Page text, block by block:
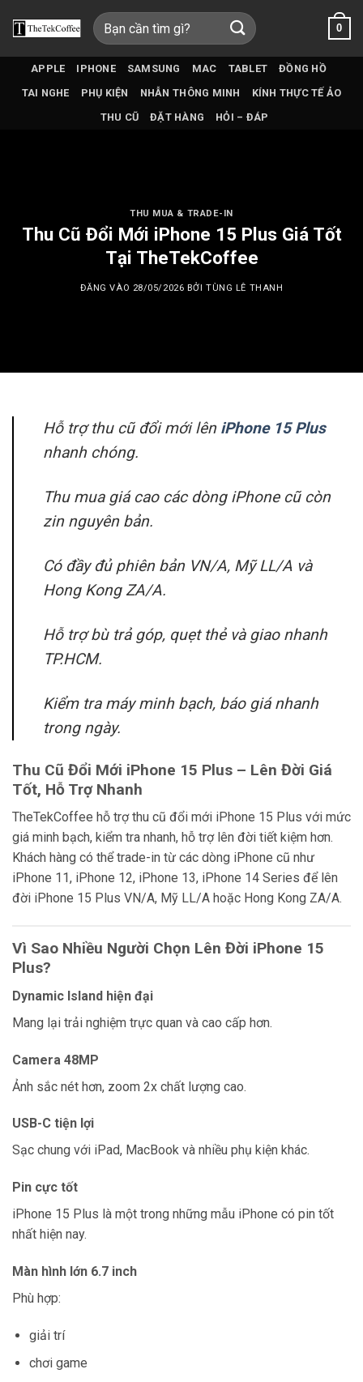
qua
Tìm
kiếm:
0
APPLE IPHONE SAMSUNG MAC TABLET
ĐỒNG HỒ
TAI NGHE
PHỤ KIỆN NHẪN THÔNG MINH
KÍNH THỰC TẾ ẢO
THU CŨ
ĐẶT HÀNG HỎI – ĐÁP
THU MUA & TRADE-IN
Thu Cũ Đổi Mới iPhone 15 Plus Giá Tốt
Tại TheTekCoffee
ĐĂNG VÀO 28/05/2026 BỞITÙNG LÊ THANH
Hỗ trợ thu cũ đổi mới lên iPhone 15 Plus
nhanh chóng.
Thu mua giá cao các dòng iPhone cũ còn
zin nguyên bản.
Có đầy đủ phiên bản VN/A, Mỹ LL/A và
Hong Kong ZA/A.
Hỗ trợ bù trả góp, quẹt thẻ và giao nhanh
TP.HCM.
Kiểm tra máy minh bạch, báo giá nhanh
trong ngày.
Thu Cũ Đổi Mới iPhone 15 Plus – Lên Đời Giá
Tốt, Hỗ Trợ Nhanh
TheTekCoffee hỗ trợ thu cũ đổi mới iPhone 15 Plus với mức
giá minh bạch, kiểm tra nhanh, hỗ trợ lên đời tiết kiệm hơn.
Khách hàng có thể trade-in từ các dòng iPhone cũ như
iPhone 11, iPhone 12, iPhone 13, iPhone 14 Series để lên
đời iPhone 15 Plus VN/A, Mỹ LL/A hoặc Hong Kong ZA/A.
Vì Sao Nhiều Người Chọn Lên Đời iPhone 15
Plus?
Dynamic Island hiện đại
Mang lại trải nghiệm trực quan và cao cấp hơn.
Camera 48MP
Ảnh sắc nét hơn, zoom 2x chất lượng cao.
USB-C tiện lợi
Sạc chung với iPad, MacBook và nhiều phụ kiện khác.
Pin cực tốt
iPhone 15 Plus là một trong những mẫu iPhone có pin tốt
nhất hiện nay.
Màn hình lớn 6.7 inch
Phù hợp:
giải trí
chơi game